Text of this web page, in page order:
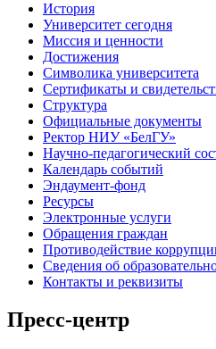
История
Университет сегодня
Миссия и ценности
Достижения
Символика университета
Сертификаты и
Структура
Официальные документы
Ректор НИУ «БелГУ»
Научно-педагогический
Календарь событий
Эндаумент-фонд
Ресурсы
Электронные услуги
Обращения граждан
Противодействие
Сведения об
Контакты и реквизиты
Пресс-центр